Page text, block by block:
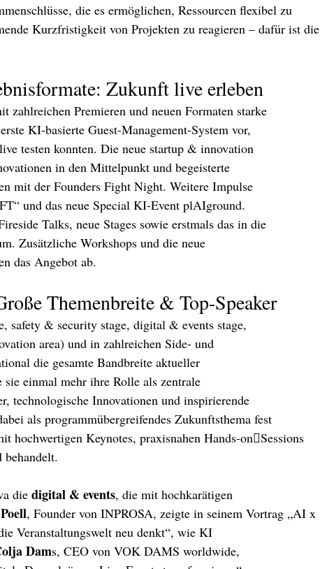
die es ermöglichen, Ressourcen flexibel zu
Kurzfristigkeit von Projekten zu reagieren – dafür ist die
Zukunft live erleben
zahlreichen Premieren und neuen Formaten starke
KI-basierte Guest-Management-System vor,
testen konnten. Die neue startup & innovation
in den Mittelpunkt und begeisterte
mit der Founders Fight Night. Weitere Impulse
und das neue Special KI-Event plAIground.
Talks, neue Stages sowie erstmals das in die
Zusätzliche Workshops und die neue
das Angebot ab.
Themenbreite & Top-Speaker
safety & security stage, digital & events stage,
area) und in zahlreichen Side- und
die gesamte Bandbreite aktueller
einmal mehr ihre Rolle als zentrale
technologische Innovationen und inspirierende
als programmübergreifendes Zukunftsthema fest
hochwertigen Keynotes, praxisnahen Hands-on￾Sessions
die digital & events, die mit hochkarätigen
, Founder von INPROSA, zeigte in seinem Vortrag „AI x
Veranstaltungswelt neu denkt“, wie KI
Dams, CEO von VOK DAMS worldwide,